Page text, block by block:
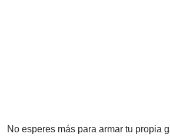
No esperes más para armar tu propia